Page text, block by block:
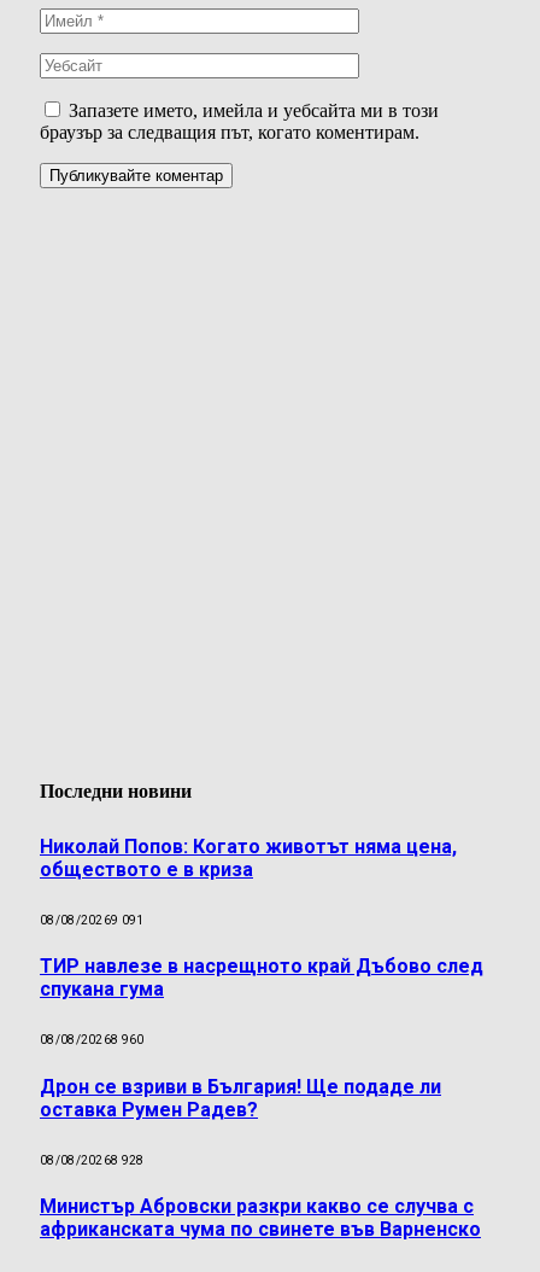
Запазете името, имейла и уебсайта ми в този
браузър за следващия път, когато коментирам.
Последни новини
Николай Попов: Когато животът няма цена,
обществото е в криза
08/08/20269 091
ТИР навлезе в насрещното край Дъбово след
спукана гума
08/08/20268 960
Дрон се взриви в България! Ще подаде ли
оставка Румен Радев?
08/08/20268 928
Министър Абровски разкри какво се случва с
африканската чума по свинете във Варненско